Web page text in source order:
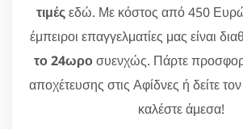
τιμέςεδώ. Με κόστος από 450
έμπειροι επαγγελματίες μας είναι
το 24ωροσυενχώς. Πάρτε
αποχέτευσης στις Αφίδνες ή δείτε
καλέστε άμεσα!